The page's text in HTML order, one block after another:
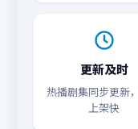
更新及时
热播剧集同步更新
上架快